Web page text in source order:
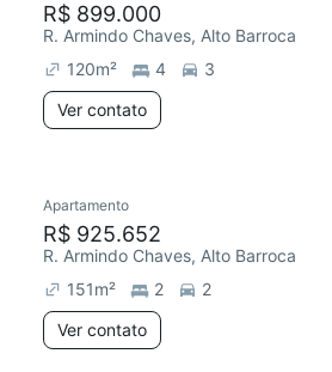
R$ 899.000
R. Armindo Chaves, Alto Barroca
120m² 4
3
Ver contato
Apartamento
R$ 925.652
R. Armindo Chaves, Alto Barroca
151m² 2
2
Ver contato